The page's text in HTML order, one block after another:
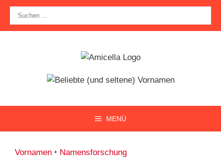
Zum
Inhalt
springen
nach:
MENÜ
Vornamen ‣ Namensforschung